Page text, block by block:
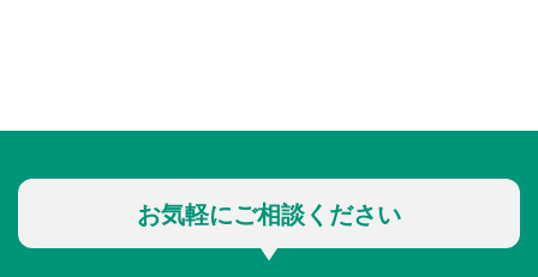
お気軽にご相談ください